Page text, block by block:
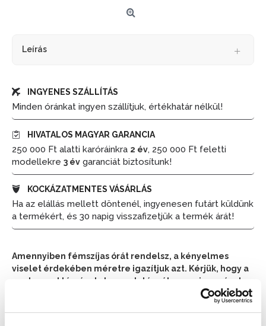
Leírás
INGYENES SZÁLLÍTÁS
Minden óránkat ingyen szállítjuk, értékhatár nélkül!
HIVATALOS MAGYAR GARANCIA
250 000 Ft alatti karóráinkra 2 év, 250 000 Ft feletti
modellekre 3 év garanciát biztosítunk!
KOCKÁZATMENTES VÁSÁRLÁS
Ha az elállás mellett döntenél, ingyenesen futárt küldünk
a termékért, és 30 napig visszafizetjük a termék árát!
Amennyiben fémszíjas órát rendelsz, a kényelmes
viselet érdekében méretre igazítjuk azt. Kérjük, hogy a
pontos csuklóméretet a rendelésnél a megjegyzések